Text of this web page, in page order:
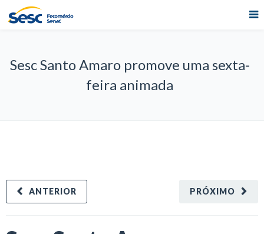
Sesc Santo Amaro promove uma sexta-
feira animada
PRÓXIMO
ANTERIOR